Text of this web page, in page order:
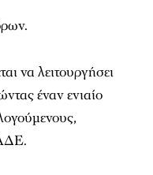
να λειτουργήσει
έναν ενιαίο